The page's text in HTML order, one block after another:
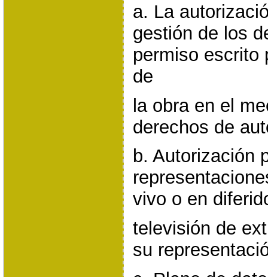
a. La
gestión de los
permiso escrito
de
la obra en el
derechos de
b. Autorización
vivo o en
televisión de
su